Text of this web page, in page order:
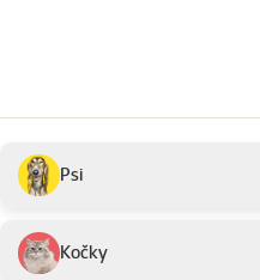
Podkategorie
Psi
Kočky